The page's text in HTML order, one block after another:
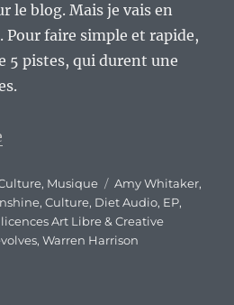
le blog. Mais je vais en
Pour faire simple et rapide,
5 pistes, qui durent une
, Musique Étiquettes
Amy Whitaker,
,Culture, Diet Audio, EP,
Art Libre & Creative
,Warren Harrison